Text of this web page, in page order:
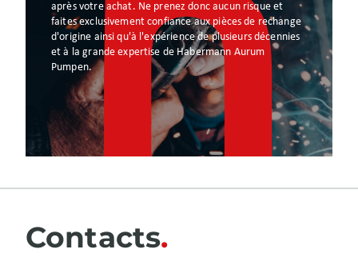
après votre achat. Ne prenez donc aucun risque et
faites exclusivement confiance aux pièces de rechange
d'origine ainsi qu'à l'expérience de plusieurs décennies
et à la grande expertise de Habermann Aurum
Pumpen.
Contacts